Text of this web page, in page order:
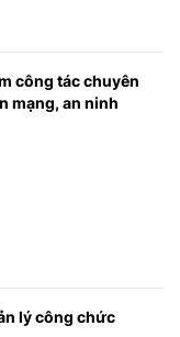
công tác chuyên
mạng, an ninh
lý công chức